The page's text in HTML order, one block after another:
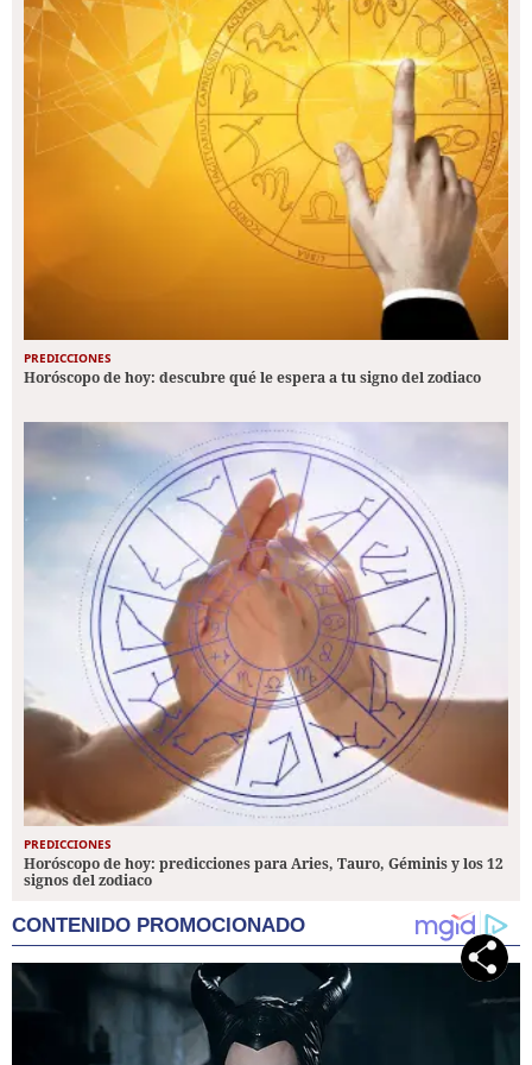
PREDICCIONES
Horóscopo de hoy: descubre qué le espera a tu signo del zodiaco
PREDICCIONES
Horóscopo de hoy: predicciones para Aries, Tauro, Géminis y los 12
signos del zodiaco
CONTENIDO PROMOCIONADO